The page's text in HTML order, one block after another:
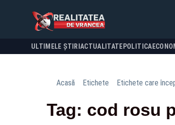
ULTIMELE ȘTIRI ACTUALITATE POLITICA
Acasă Etichete Etichete care
Tag: cod rosu